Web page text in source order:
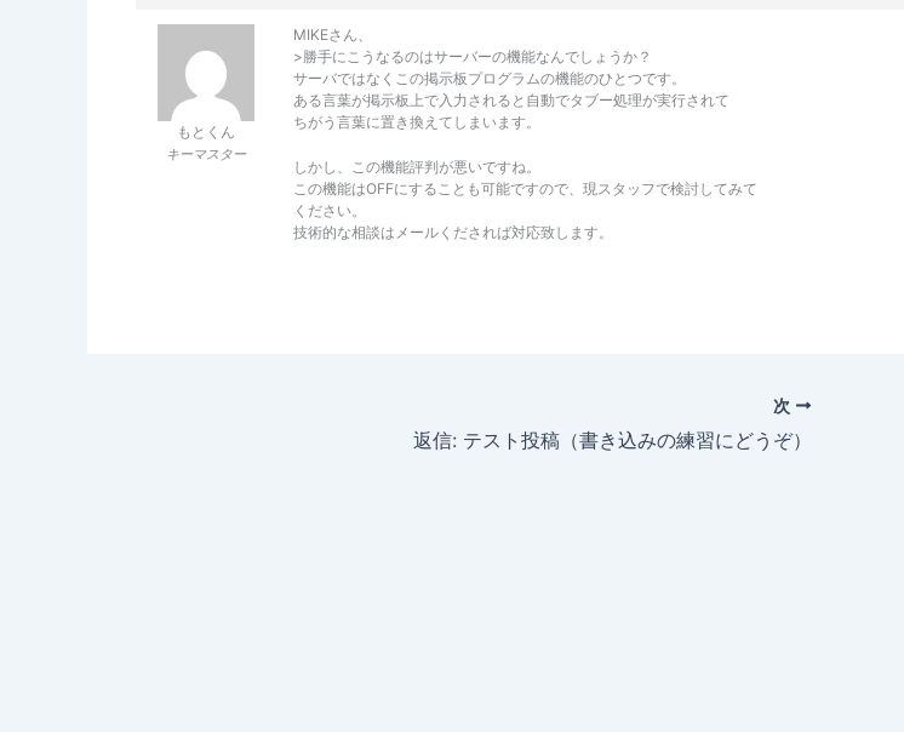
もとくん
キーマスター
MIKEさん、
>勝手にこうなるのはサーバーの機能なんでしょうか？
サーバではなくこの掲示板プログラムの機能のひとつです。
ある言葉が掲示板上で入力されると自動でタブー処理が実行されて
ちがう言葉に置き換えてしまいます。
しかし、この機能評判が悪いですね。
この機能はOFFにすることも可能ですので、現スタッフで検討してみて
ください。
技術的な相談はメールくだされば対応致します。
次
返信: テスト投稿（書き込みの練習にどうぞ）